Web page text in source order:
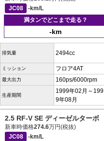
JC08
-km/L
満タンでどこまで走る？
-km
排気量 2494cc
ミッション フロア4AT
最大出力 160ps/6000rpm
生産期間
1999年02月～199
9年08月
2.5 RF-V SE ディーゼルターボ
新車時価格274.6万円(税抜)
JC08
-km/L